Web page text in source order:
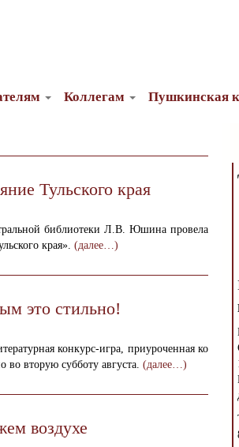
Коллегам Пушкинская
Тульского края
библиотеки Л.В. Юшина провела
края». (далее…)
это стильно!
конкурс-игра, приуроченная ко
во вторую субботу августа. (далее…)
воздухе